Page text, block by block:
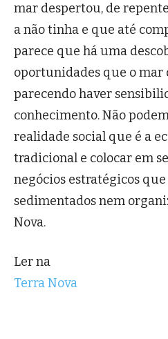
mar despertou, de
a não tinha e que até
parece que há uma
oportunidades que o mar
parecendo haver
conhecimento. Não
realidade social que é a
tradicional e colocar em
negócios estratégicos que
sedimentados nem
Nova.
Ler na
Terra Nova